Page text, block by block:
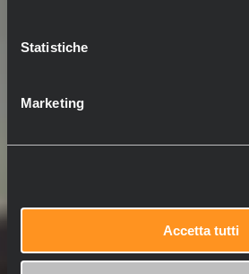
Statistiche
Marketing
Accetta tutti